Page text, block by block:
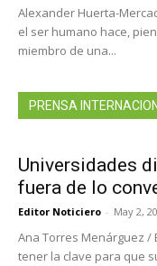
Alexander Huerta-
el ser humano hace,
miembro de una...
PRENSA
Universidades
fuera de lo
Editor Noticiero - May 2,
Ana Torres Menárguez /
tener la clave para que